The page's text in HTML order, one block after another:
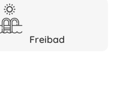
Freibad